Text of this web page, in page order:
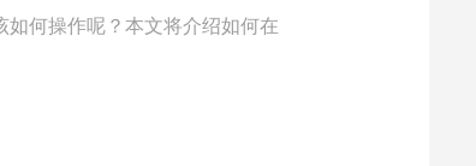
何操作呢？本文将介绍如何在